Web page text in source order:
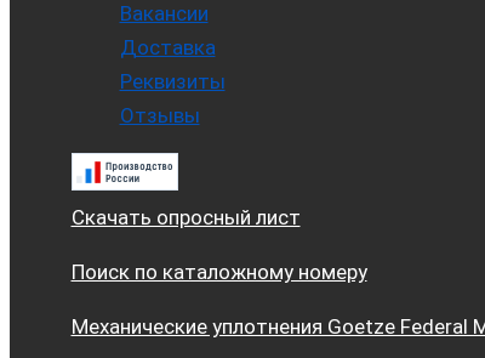
Вакансии
Доставка
Реквизиты
Отзывы
Скачать опросный лист
Поиск по каталожному номеру
Механические уплотнения Goetze Federal